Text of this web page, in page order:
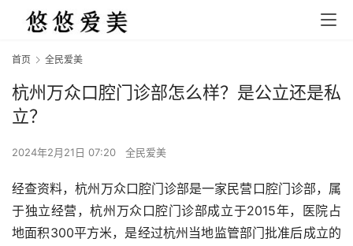
首页 全民爱美
杭州万众口腔门诊部怎么样？是公立还是私
立？
2024年2月21日 07:20 全民爱美
经查资料，杭州万众口腔门诊部是一家民营口腔门诊部，属
于独立经营，杭州万众口腔门诊部成立于2015年，医院占
地面积300平方米，是经过杭州当地监管部门批准后成立的